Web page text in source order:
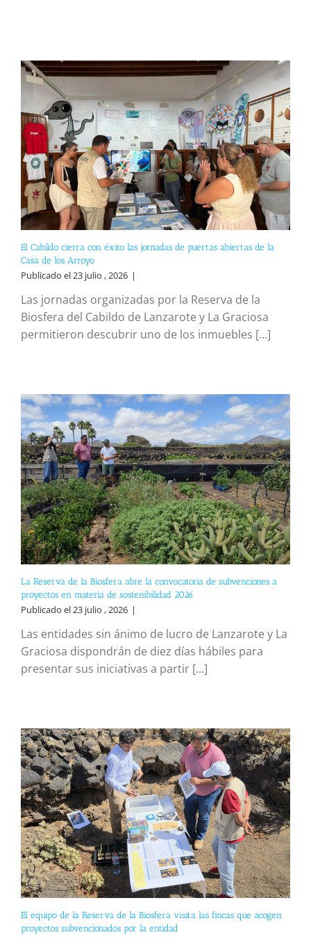
El Cabildo cierra con éxito las jornadas de puertas abiertas de la
Casa de los Arroyo
Publicado el 23 julio , 2026 |
Las jornadas organizadas por la Reserva de la
Biosfera del Cabildo de Lanzarote y La Graciosa
permitieron descubrir uno de los inmuebles [...]
La Reserva de la Biosfera abre la convocatoria de subvenciones a
proyectos en materia de sostenibilidad 2026
Publicado el 23 julio , 2026 |
Las entidades sin ánimo de lucro de Lanzarote y La
Graciosa dispondrán de diez días hábiles para
presentar sus iniciativas a partir [...]
El equipo de la Reserva de la Biosfera visita las fincas que acogen
proyectos subvencionados por la entidad